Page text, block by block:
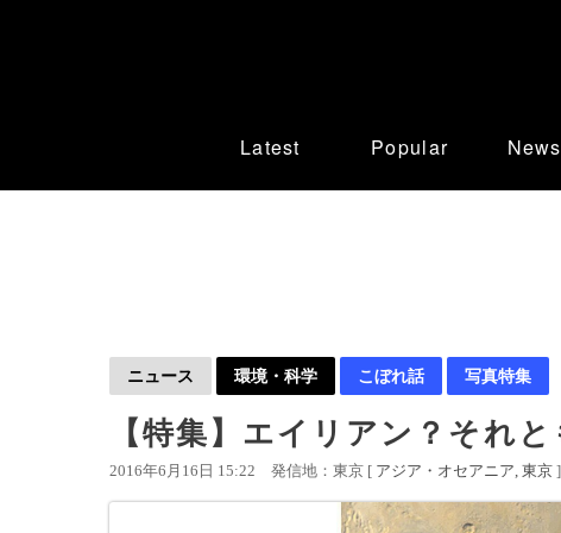
Latest Popular News
ニュース 環境・科学 こぼれ話 写真特集
【特集】エイリアン？それ
2016年6月16日 15:22 発信地：東京 [ アジア・オセアニア 東京 ]